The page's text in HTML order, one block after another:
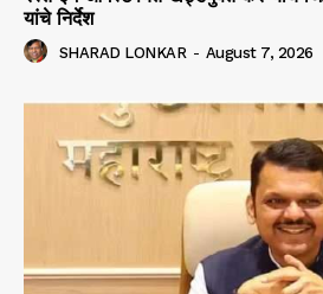
यांचे निर्देश
SHARAD LONKAR - August 7, 2026